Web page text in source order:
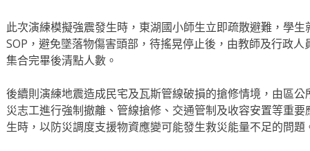
此次演練模擬強震發生時，東湖國小師生立即疏散避難，學
SOP，避免墜落物傷害頭部，待搖晃停止後，由教師及行政
集合完畢後清點人數。
後續則演練地震造成民宅及瓦斯管線破損的搶修情境，由區
災志工進行強制撤離、管線搶修、交通管制及收容安置等重
生時，以防災調度支援物資應變可能發生救災能量不足的問題